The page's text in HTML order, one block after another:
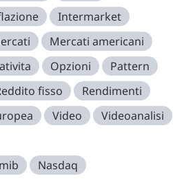
Intermarket
Mercati americani
Opzioni
Pattern
fisso
Rendimenti
Video
Videoanalisi
Nasdaq